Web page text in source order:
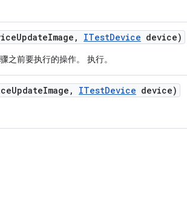
UpdateImage , ITestDevice device)
之前要执行的操作。 执行。
UpdateImage , ITestDevice device)